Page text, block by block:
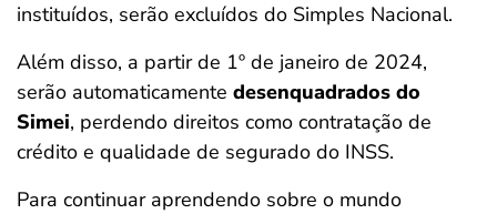
instituídos, serão excluídos do Simples Nacional.
Além disso, a partir de 1º de janeiro de 2024,
serão automaticamente desenquadrados do
Simei, perdendo direitos como contratação de
crédito e qualidade de segurado do INSS.
Para continuar aprendendo sobre o mundo